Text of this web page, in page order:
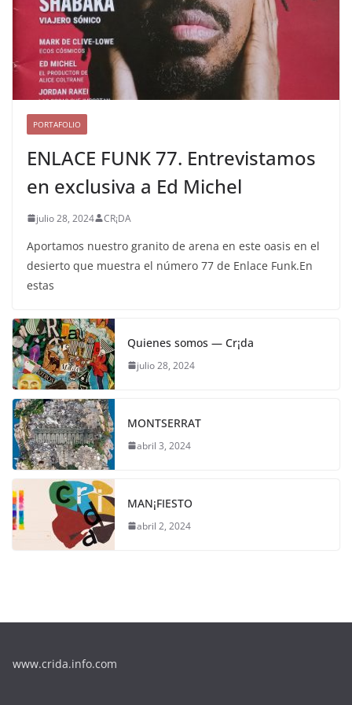
PORTAFOLIO
ENLACE FUNK 77. Entrevistamos
en exclusiva a Ed Michel
julio 28, 2024 CR¡DA
Aportamos nuestro granito de arena en este oasis en el
desierto que muestra el número 77 de Enlace Funk.En
estas
Quienes somos — Cr¡da
julio 28, 2024
MONTSERRAT
abril 3, 2024
MAN¡FIESTO
abril 2, 2024
www.crida.info.com